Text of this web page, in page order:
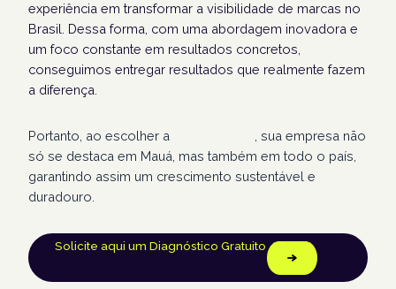
experiência em transformar a visibilidade de marcas no
Brasil. Dessa forma, com uma abordagem inovadora e
um foco constante em resultados concretos,
conseguimos entregar resultados que realmente fazem
a diferença.
Portanto, ao escolher a
, sua empresa não
só se destaca em Mauá, mas também em todo o país,
garantindo assim um crescimento sustentável e
duradouro.
Solicite aqui um Diagnóstico Gratuito